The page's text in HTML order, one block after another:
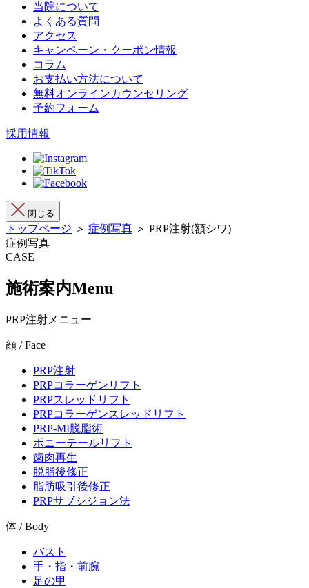
当院について
よくある質問
アクセス
キャンペーン・クーポン情報
コラム
お支払い方法について
無料オンラインカウンセリング
予約フォーム
採用情報
閉じる
トップページ ＞ 症例写真 ＞ PRP注射(額シワ)
症例写真
CASE
施術案内Menu
PRP注射メニュー
顔 / Face
PRP注射
PRPコラーゲンリフト
PRPスレッドリフト
PRPコラーゲンスレッドリフト
PRP-MI脱脂術
ポニーテールリフト
歯肉再生
脱脂後修正
脂肪吸引後修正
PRPサブシジョン法
体 / Body
バスト
手・指・前腕
足の甲